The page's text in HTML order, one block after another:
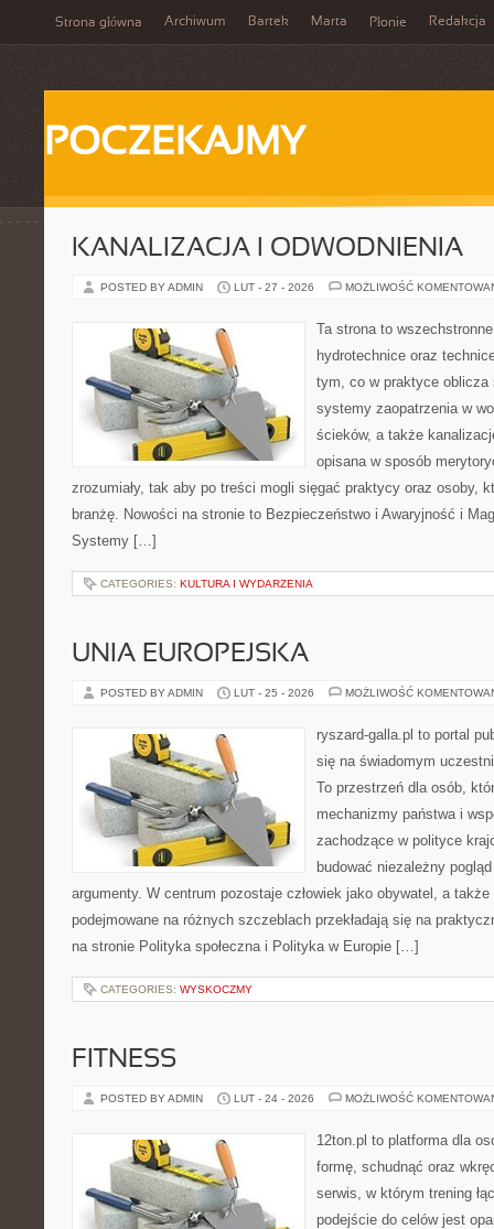
Strona główna Archiwum Bartek Marta Płonie Redakcja
POCZEKAJMY
KANALIZACJA I ODWODNIENIA
POSTED BY ADMIN LUT - 27 - 2026 MOŻLIWOŚĆ
Ta strona to
hydrotechnice oraz
tym, co w praktyce
systemy zaopatrzenia w
ścieków, a także
opisana w sposób
zrozumiały, tak aby po treści mogli sięgać praktycy oraz osoby,
branżę. Nowości na stronie to Bezpieczeństwo i Awaryjność i
Systemy […]
CATEGORIES: KULTURA I WYDARZENIA
UNIA EUROPEJSKA
POSTED BY ADMIN LUT - 25 - 2026 MOŻLIWOŚĆ
ryszard-galla.pl to portal
się na świadomym
To przestrzeń dla osób,
mechanizmy państwa i
zachodzące w polityce
budować niezależny
argumenty. W centrum pozostaje człowiek jako obywatel, a
podejmowane na różnych szczeblach przekładają się na
na stronie Polityka społeczna i Polityka w Europie […]
CATEGORIES: WYSKOCZMY
FITNESS
POSTED BY ADMIN LUT - 24 - 2026 MOŻLIWOŚĆ
12ton.pl to platforma dla
formę, schudnąć oraz
serwis, w którym trening
podejście do celów jest